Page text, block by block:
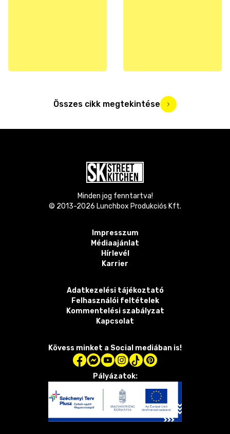
Összes cikk megtekintése
Minden jog fenntartva!
© 2013-2026 Lunchbox Produkciós Kft.
Impresszum
Médiaajánlat
Hírlevél
Karrier
Adatkezelési tájékoztató
Felhasználói feltételek
Kommentelési szabályzat
Kapcsolat
Kövess minket a Social mediában is!
Pályázatok: